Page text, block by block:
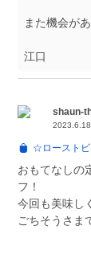
また機会が
江口
shaun-
2023.6.18
☆ロースト
おもてなしの
フ！
今回も美味し
ごちそうさま